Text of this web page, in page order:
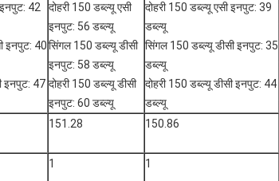
इनपुट: 42
इनपुट: 40
इनपुट: 47
दोहरी 150 डब्ल्यू एसी
इनपुट: 56 डब्ल्यू
सिंगल 150 डब्ल्यू डीसी
इनपुट: 58 डब्ल्यू
दोहरी 150 डब्ल्यू डीसी
इनपुट: 60 डब्ल्यू
दोहरी 150 डब्ल्यू एसी इनपुट: 39
डब्ल्यू
सिंगल 150 डब्ल्यू डीसी इनपुट: 35
डब्ल्यू
दोहरी 150 डब्ल्यू डीसी इनपुट: 44
डब्ल्यू
151.28 150.86
1 1